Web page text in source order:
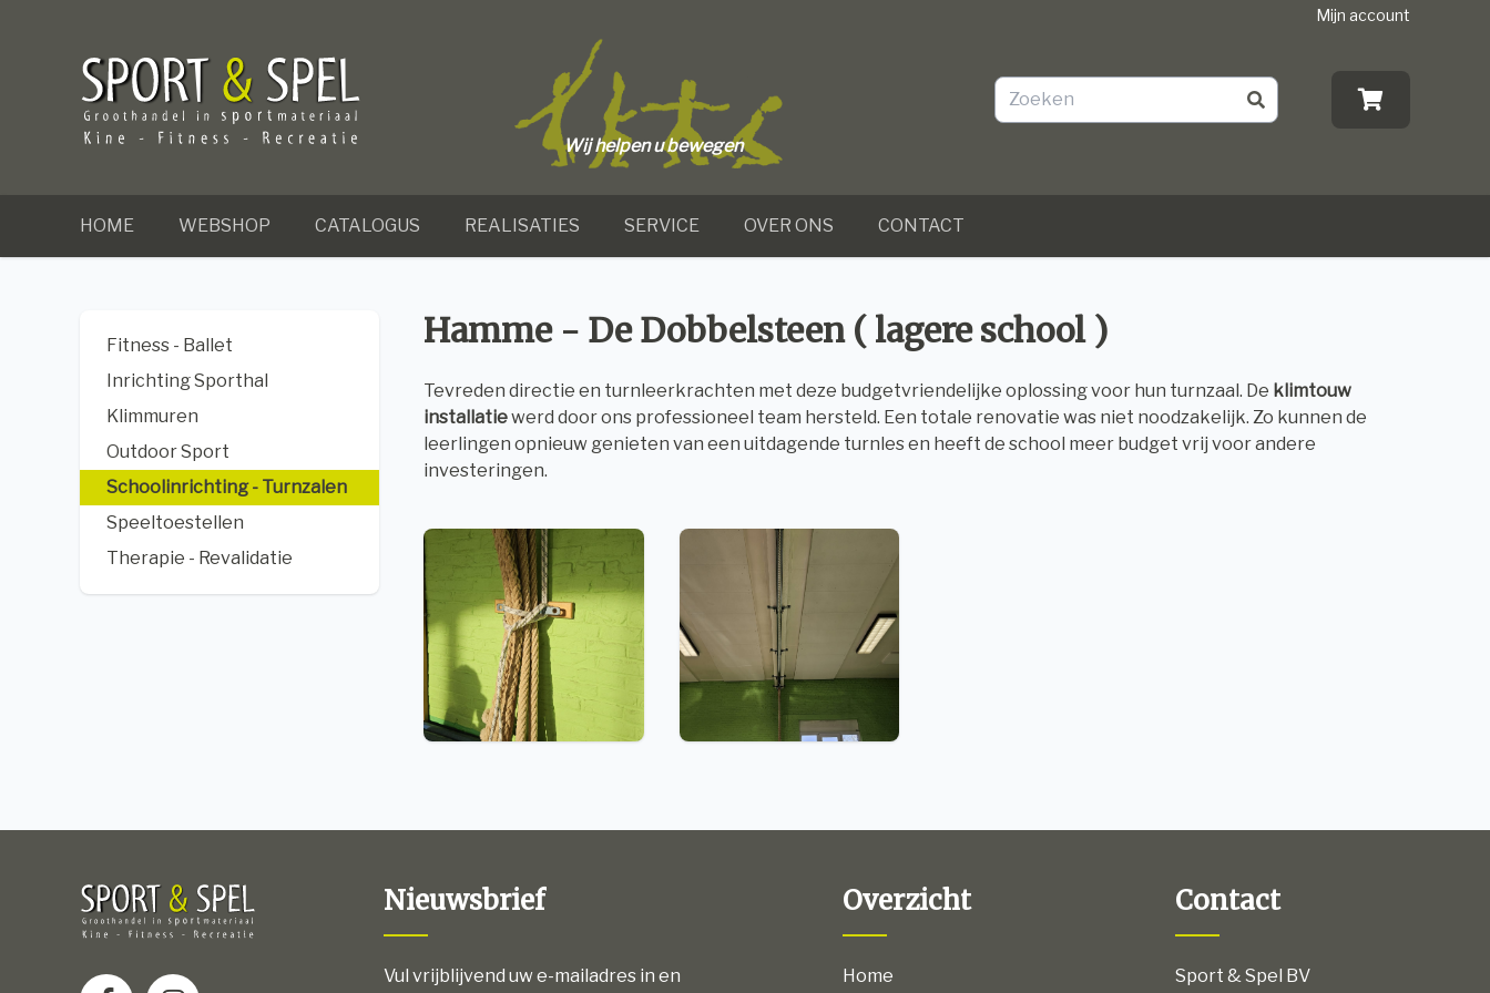
Mijn account
Wij helpen u bewegen
HOME WEBSHOP CATALOGUS REALISATIES SERVICE OVER ONS CONTACT
Fitness - Ballet
Inrichting Sporthal
Klimmuren
Outdoor Sport
Schoolinrichting - Turnzalen
Speeltoestellen
Therapie - Revalidatie
Hamme - De Dobbelsteen ( lagere school )
Tevreden directie en turnleerkrachten met deze budgetvriendelijke oplossing voor hun turnzaal. De klimtouw
installatiewerd door ons professioneel team hersteld. Een totale renovatie was niet noodzakelijk. Zo kunnen de
leerlingen opnieuw genieten van een uitdagende turnles en heeft de school meer budget vrij voor andere
investeringen.
Nieuwsbrief
Vul vrijblijvend uw e-mailadres in en
Overzicht
Home
Contact
Sport & Spel BV